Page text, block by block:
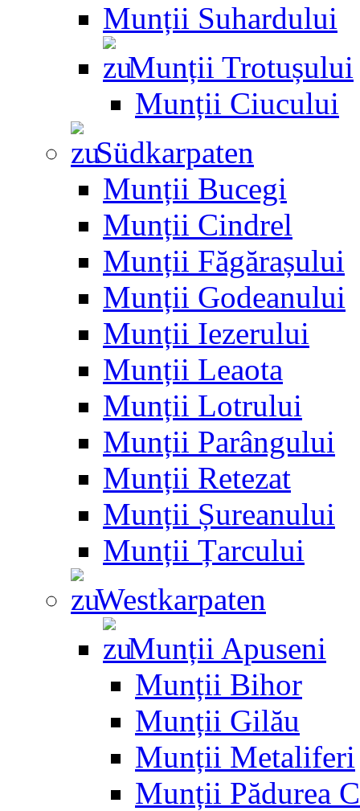
Munții Suhardului
Munții Trotușului
Munții Ciucului
Südkarpaten
Munții Bucegi
Munții Cindrel
Munții Făgărașului
Munții Godeanului
Munții Iezerului
Munții Leaota
Munții Lotrului
Munții Parângului
Munții Retezat
Munții Șureanului
Munții Țarcului
Westkarpaten
Munții Apuseni
Munții Bihor
Munții Gilău
Munții Metaliferi
Munții Pădurea